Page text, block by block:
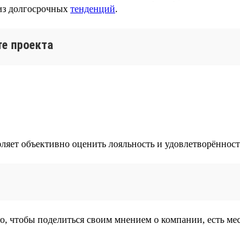
долгосрочных тенденций.
проекта
объективно оценить лояльность и
чтобы поделиться своим мнением о компании, есть